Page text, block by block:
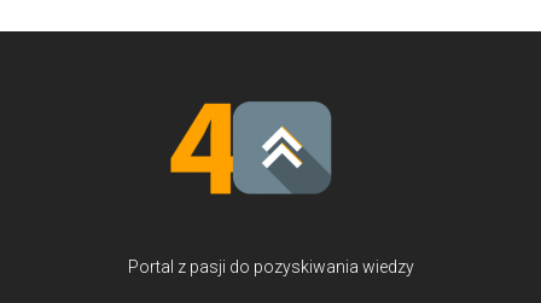
Portal z pasji do pozyskiwania wiedzy